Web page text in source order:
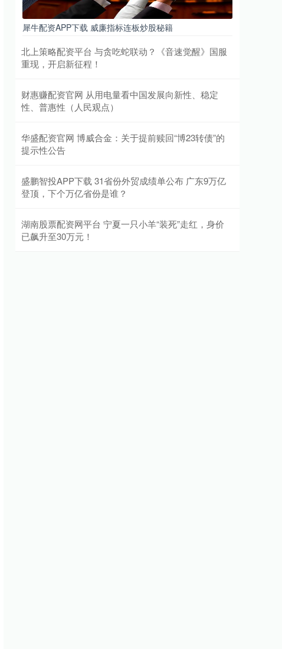
犀牛配资APP下载 威廉指标连板炒股秘籍
北上策略配资平台 与贪吃蛇联动？《音速觉醒》国服
重现，开启新征程！
财惠赚配资官网 从用电量看中国发展向新性、稳定
性、普惠性（人民观点）
华盛配资官网 博威合金：关于提前赎回“博23转债”的
提示性公告
盛鹏智投APP下载 31省份外贸成绩单公布 广东9万亿
登顶，下个万亿省份是谁？
湖南股票配资网平台 宁夏一只小羊“装死”走红，身价
已飙升至30万元！